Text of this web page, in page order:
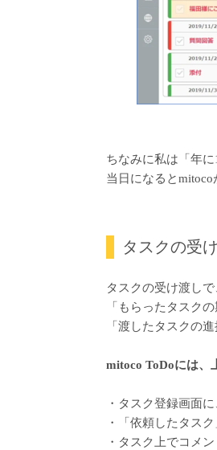
ちなみに私は「年
当日になると
タスクの受
タスクの受け渡し
「もらったタスク
「渡したタスクの
mitoco ToDoには、
・タスク登録画面
・「依頼したタス
・タスク上でコメ